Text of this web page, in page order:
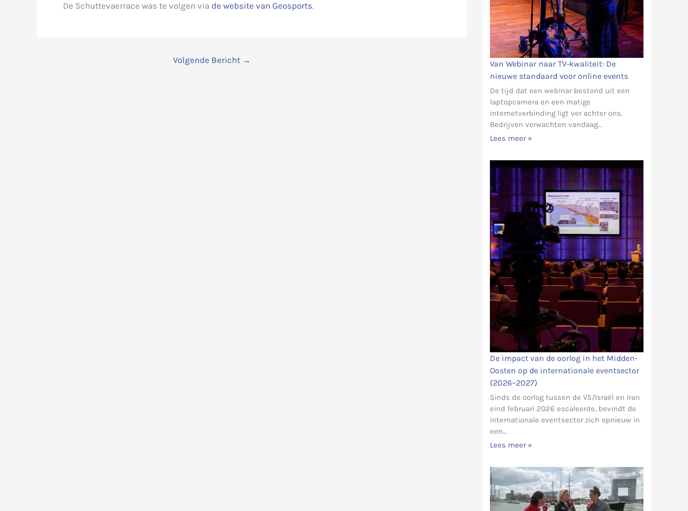
De Schuttevaerrace was te volgen via de website van Geosports.
Volgende Bericht →
Van Webinar naar TV‑kwaliteit: De
nieuwe standaard voor online events
De tijd dat een webinar bestond uit een
laptopcamera en een matige
internetverbinding ligt ver achter ons.
Bedrijven verwachten vandaag…
Lees meer »
De impact van de oorlog in het Midden-
Oosten op de internationale eventsector
(2026–2027)
Sinds de oorlog tussen de VS/Israël en Iran
eind februari 2026 escaleerde, bevindt de
internationale eventsector zich opnieuw in
een…
Lees meer »